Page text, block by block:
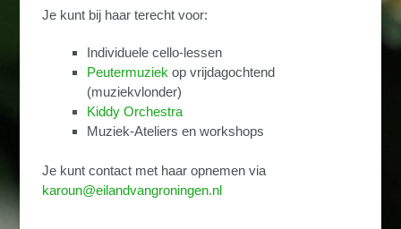
Je kunt bij haar terecht voor:
Individuele cello-lessen
Peutermuziek op vrijdagochtend
(muziekvlonder)
Kiddy Orchestra
Muziek-Ateliers en workshops
Je kunt contact met haar opnemen via
karoun@eilandvangroningen.nl